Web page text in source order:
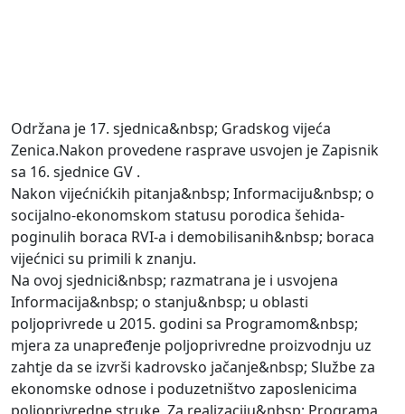
Održana je 17. sjednica&nbsp; Gradskog vijeća
Zenica.Nakon provedene rasprave usvojen je Zapisnik
sa 16. sjednice GV .
Nakon vijećnićkih pitanja&nbsp; Informaciju&nbsp; o
socijalno-ekonomskom statusu porodica šehida-
poginulih boraca RVI-a i demobilisanih&nbsp; boraca
vijećnici su primili k znanju.
Na ovoj sjednici&nbsp; razmatrana je i usvojena
Informacija&nbsp; o stanju&nbsp; u oblasti
poljoprivrede u 2015. godini sa Programom&nbsp;
mjera za unapređenje poljoprivredne proizvodnju uz
zahtje da se izvrši kadrovsko jačanje&nbsp; Službe za
ekonomske odnose i poduzetništvo zaposlenicima